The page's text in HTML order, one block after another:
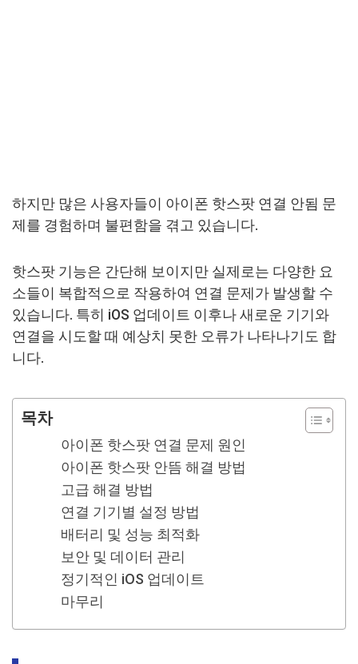
하지만 많은 사용자들이 아이폰 핫스팟 연결 안됨 문
제를 경험하며 불편함을 겪고 있습니다.
핫스팟 기능은 간단해 보이지만 실제로는 다양한 요
소들이 복합적으로 작용하여 연결 문제가 발생할 수
있습니다. 특히 iOS 업데이트 이후나 새로운 기기와
연결을 시도할 때 예상치 못한 오류가 나타나기도 합
니다.
목차
아이폰 핫스팟 연결 문제 원인
아이폰 핫스팟 안뜸 해결 방법
고급 해결 방법
연결 기기별 설정 방법
배터리 및 성능 최적화
보안 및 데이터 관리
정기적인 iOS 업데이트
마무리